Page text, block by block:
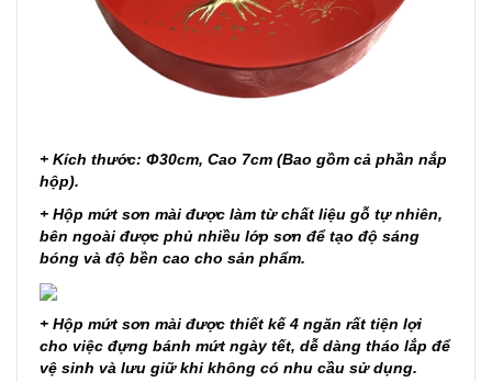
+ Kích thước: Φ30cm, Cao 7cm (Bao gồm cả phần nắp
hộp).
+ Hộp mứt sơn mài được làm từ chất liệu gỗ tự nhiên,
bên ngoài được phủ nhiều lớp sơn để tạo độ sáng
bóng và độ bền cao cho sản phẩm.
+ Hộp mứt sơn mài được thiết kế 4 ngăn rất tiện lợi
cho việc đựng bánh mứt ngày tết, dễ dàng tháo lắp để
vệ sinh và lưu giữ khi không có nhu cầu sử dụng.